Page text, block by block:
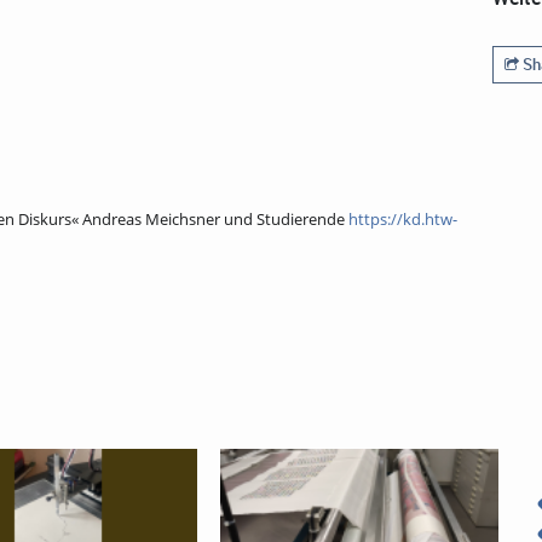
Diskurs« Andreas Meichsner und Studierende https://kd.htw-